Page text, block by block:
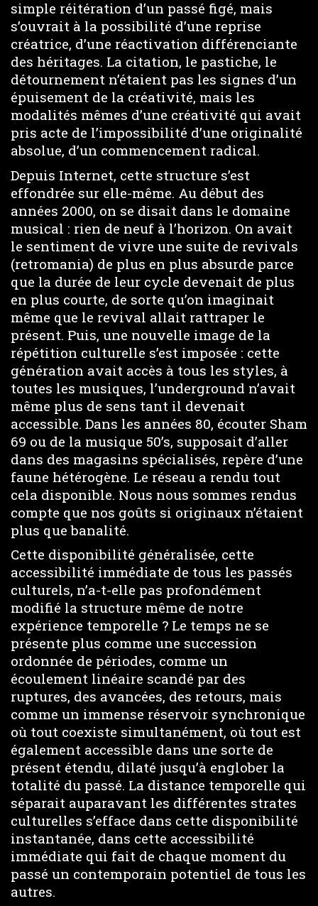
simple réitération d’un passé figé, mais
s’ouvrait à la possibilité d’une reprise
créatrice, d’une réactivation différenciante
des héritages. La citation, le pastiche, le
détournement n’étaient pas les signes d’un
épuisement de la créativité, mais les
modalités mêmes d’une créativité qui avait
pris acte de l’impossibilité d’une originalité
absolue, d’un commencement radical.
Depuis Internet, cette structure s’est
effondrée sur elle-même. Au début des
années 2000, on se disait dans le domaine
musical : rien de neuf à l’horizon. On avait
le sentiment de vivre une suite de revivals
(retromania) de plus en plus absurde parce
que la durée de leur cycle devenait de plus
en plus courte, de sorte qu’on imaginait
même que le revival allait rattraper le
présent. Puis, une nouvelle image de la
répétition culturelle s’est imposée : cette
génération avait accès à tous les styles, à
toutes les musiques, l’underground n’avait
même plus de sens tant il devenait
accessible. Dans les années 80, écouter Sham
69 ou de la musique 50’s, supposait d’aller
dans des magasins spécialisés, repère d’une
faune hétérogène. Le réseau a rendu tout
cela disponible. Nous nous sommes rendus
compte que nos goûts si originaux n’étaient
plus que banalité.
Cette disponibilité généralisée, cette
accessibilité immédiate de tous les passés
culturels, n’a-t-elle pas profondément
modifié la structure même de notre
expérience temporelle ? Le temps ne se
présente plus comme une succession
ordonnée de périodes, comme un
écoulement linéaire scandé par des
ruptures, des avancées, des retours, mais
comme un immense réservoir synchronique
où tout coexiste simultanément, où tout est
également accessible dans une sorte de
présent étendu, dilaté jusqu’à englober la
totalité du passé. La distance temporelle qui
séparait auparavant les différentes strates
culturelles s’efface dans cette disponibilité
instantanée, dans cette accessibilité
immédiate qui fait de chaque moment du
passé un contemporain potentiel de tous les
autres.